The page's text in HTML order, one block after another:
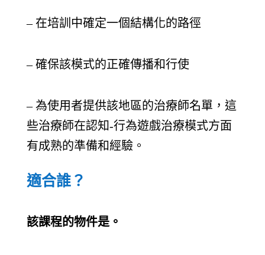
– 在培訓中確定一個結構化的路徑
– 確保該模式的正確傳播和行使
– 為使用者提供該地區的治療師名單，這
些治療師在認知-行為遊戲治療模式方面
有成熟的準備和經驗。
適合誰？
該課程的物件是。